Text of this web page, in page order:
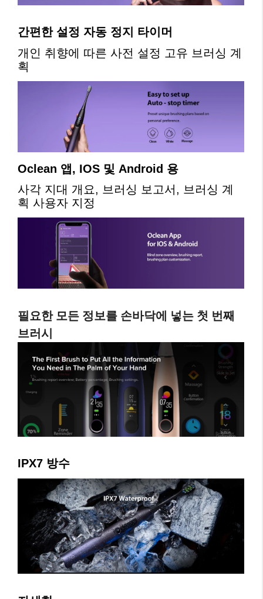
간편한 설정 자동 정지 타이머
개인 취향에 따른 사전 설정 고유 브러싱 계
획
Oclean 앱, IOS 및 Android 용
사각 지대 개요, 브러싱 보고서, 브러싱 계
획 사용자 지정
필요한 모든 정보를 손바닥에 넣는 첫 번째
브러시
IPX7 방수